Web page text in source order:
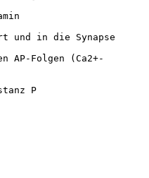
und in die Synapse
AP-Folgen (Ca2+-
P